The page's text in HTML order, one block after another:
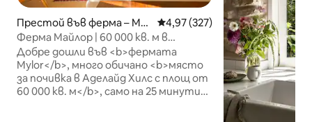
Престой във ферма – Myl
or
Средна оценка: 4,97 от 5,
4,97 (327)
Ферма Майлор | 60 000 кв. м в
Аделайд Хилс
Добре дошли във <b>фермата
Mylor</b>, много обичано <b>място
за почивка в Аделайд Хилс с площ от
60 000 кв. м</b>, само на 25 минути